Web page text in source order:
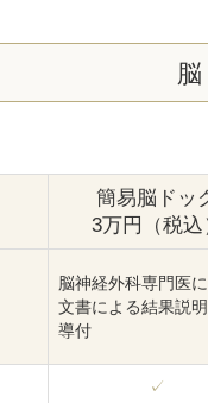
簡易脳ドッ
3万円（税込
脳神経外科専門医
文書による結果説
導付
✓